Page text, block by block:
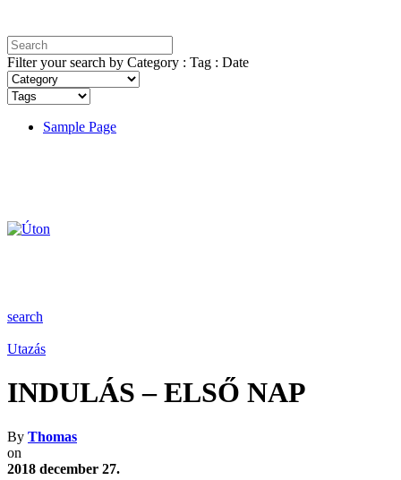
Filter your search by Category : Tag : Date
Sample Page
search
Utazás
INDULÁS – ELSŐ NAP
By Thomas
on
2018 december 27.